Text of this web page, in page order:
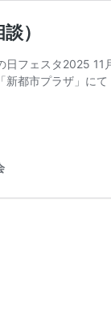
）
日フェスタ2025 11
新都市プラザ」に